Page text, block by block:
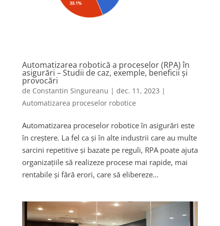
Automatizarea robotică a proceselor (RPA) în
asigurări – Studii de caz, exemple, beneficii și
provocări
de Constantin Singureanu | dec. 11, 2023 |
Automatizarea proceselor robotice
Automatizarea proceselor robotice în asigurări este
în creștere. La fel ca și în alte industrii care au multe
sarcini repetitive și bazate pe reguli, RPA poate ajuta
organizațiile să realizeze procese mai rapide, mai
rentabile și fără erori, care să elibereze...